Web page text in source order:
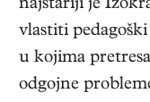
najstariji je
vlastiti
u kojima
odgojne